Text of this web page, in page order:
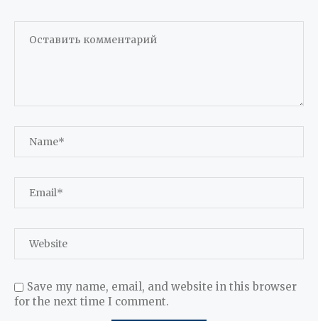
Save my name, email, and website in this browser
for the next time I comment.